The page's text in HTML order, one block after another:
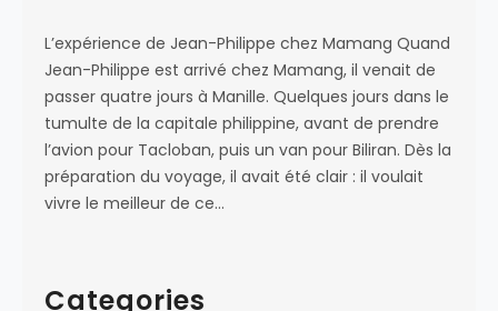
L’expérience de Jean-Philippe chez Mamang Quand
Jean-Philippe est arrivé chez Mamang, il venait de
passer quatre jours à Manille. Quelques jours dans le
tumulte de la capitale philippine, avant de prendre
l’avion pour Tacloban, puis un van pour Biliran. Dès la
préparation du voyage, il avait été clair : il voulait
vivre le meilleur de ce…
Categories